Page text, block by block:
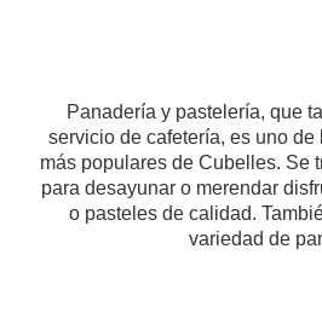
Panadería y pastelería, que
servicio de cafetería, es uno
más populares de Cubelles. Se
para desayunar o merendar
o pasteles de calidad.
variedad de